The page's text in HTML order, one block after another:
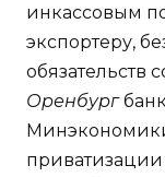
инкассовым
экспортеру,
обязательств
Оренбург
приватизации